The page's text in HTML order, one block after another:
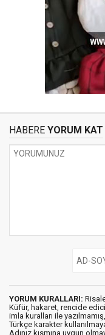
HABERE YORUM KAT
YORUM KURALLARI:
Küfür, hakaret, rencide
imla kuralları ile yazılmamış,
Türkçe karakter
Adınız kısmına uygun